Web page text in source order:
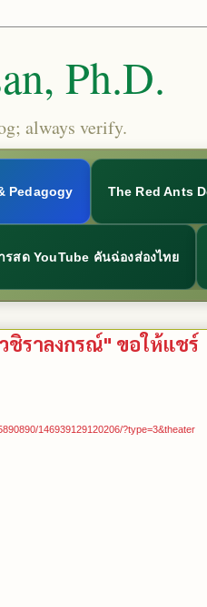
Ph.D.
always verify.
Pedagogy The Red Ants
รสด YouTube คันฉ่องส่องไทย
ราลงกรณ์" ขอให้แชร์
146939129120206/?type=3&theater